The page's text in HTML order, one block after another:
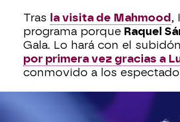
Tras la visita de Mahmood ,
programa porque Raquel
Gala. Lo hará con el
por primera vez gracias a
conmovido a los
Además, el Sol de México